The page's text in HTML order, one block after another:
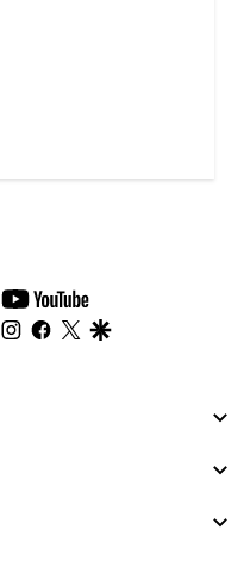
youtube-
footer
instagram
facebook
twitter